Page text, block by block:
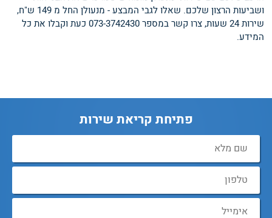
ושביעות הרצון שלכם. שאלו לגבי המבצע - מנעולן החל מ 149 ש"ח,
שירות 24 שעות, צרו קשר במספר 073-3742430 כעת וקבלו את כל
המידע.
פתיחת קריאת שירות